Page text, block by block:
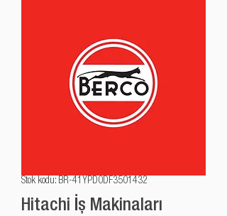
Stok kodu: BR-41YPD0DF3501432
Hitachi İş Makinaları